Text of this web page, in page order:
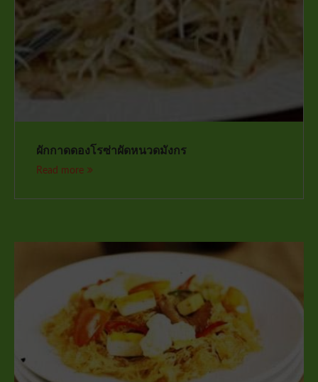
ผักกาดดองโรซ่าผัดหนวดมังกร
Read more